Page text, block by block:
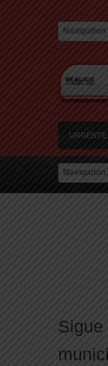
URGENTE
heridos cerca de Speluzzi
de la «Ley de Tierras»
Sigue